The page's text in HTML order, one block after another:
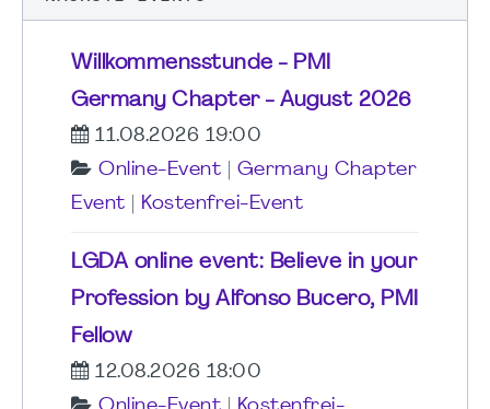
Willkommensstunde - PMI
Germany Chapter - August 2026
11.08.2026 19:00
Online-Event
Germany Chapter
Event
Kostenfrei-Event
LGDA online event: Believe in your
Profession by Alfonso Bucero, PMI
Fellow
12.08.2026 18:00